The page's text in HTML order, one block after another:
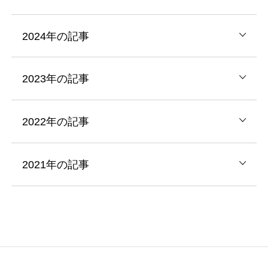
2024年の記事
2023年の記事
2022年の記事
2021年の記事